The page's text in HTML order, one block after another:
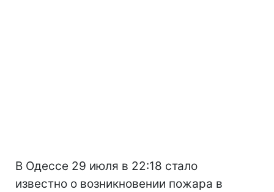
В Одессе 29 июля в 22:18 стало
известно о возникновении пожара в